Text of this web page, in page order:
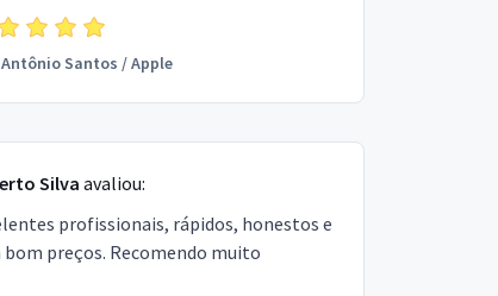
Antônio Santos /Apple
Silva avaliou:
profissionais, rápidos, honestos e
bom preços. Recomendo muito